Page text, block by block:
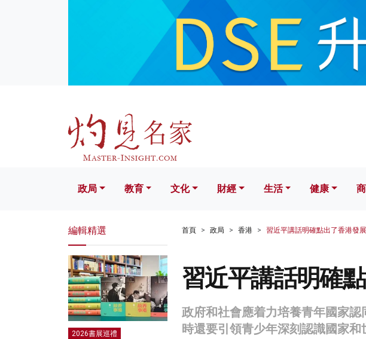
文化 財經 生活 健康
政局 教育 文化 財經 生活 健康
首頁 政局 香港 習近平講話明確點出了香港發
習近平講話明確
政府和社會應着力培養青年國家
時還要引領青少年深刻認識國家和
編輯精選
2026書展巡禮